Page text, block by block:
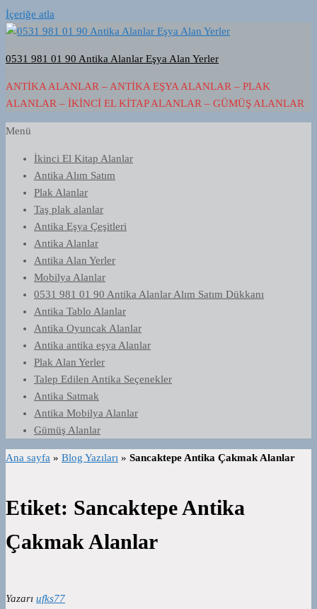
İçeriğe atla
0531 981 01 90 Antika Alanlar Eşya Alan Yerler
ANTIKA ALANLAR – ANTIKA EŞYA ALANLAR – PLAK
ALANLAR – İKINCI EL KITAP ALANLAR – GÜMÜŞ ALANLAR
Menü
İkinci El Kitap Alanlar
Antika Alım Satım
Plak Alanlar
Taş plak alanlar
Antika Eşya Çeşitleri
Antika Alanlar
Antika Alan Yerler
Mobilya Alanlar
0531 981 01 90 Antika Alanlar Alım Satım Dükkanı
Antika Tablo Alanlar
Antika Oyuncak Alanlar
Antika antika eşya Alanlar
Plak Alan Yerler
Talep Edilen Antika Seçenekler
Antika Satmak
Antika Mobilya Alanlar
Gümüş Alanlar
Ana sayfa » Blog Yazıları » Sancaktepe Antika Çakmak Alanlar
Etiket: Sancaktepe Antika
Çakmak Alanlar
Yazarı ufks77